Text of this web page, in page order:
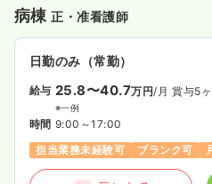
病棟正・准看護師
日勤のみ（常勤）
給与 25.8〜40.7万円/月 賞与5
※一例
時間 9:00～17:00
担当業務未経験可
ブランク可